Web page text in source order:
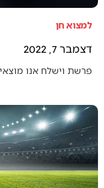
למצוא חן
דצמבר 7, 2022
פרשת וישלח אנו